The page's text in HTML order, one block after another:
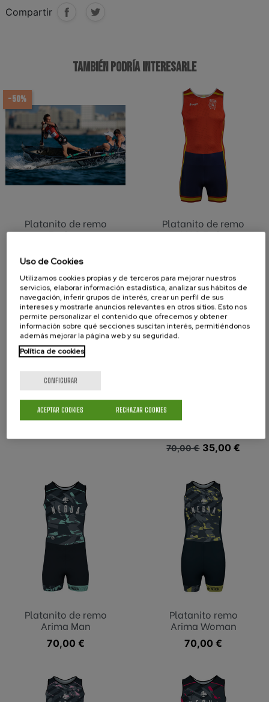
Compartir
TAMBIÉN PODRÍA INTERESARLE
Platanito de remo
Eusko...
-50%
Platanito de remo
MAS Fed...
Platanito de remo
Platanito de remo
Precio base
70,00 € Precio
35,00 €
-50%
Platanito de remo
Arima Man
Precio
70,00 €
Platanito remo
Arima Woman
Precio
70,00 €
Uso de Cookies
Utilizamos cookies propias y de terceros para mejorar nuestros
servicios, elaborar información estadística, analizar sus hábitos de
navegación, inferir grupos de interés, crear un perfil de sus
intereses y mostrarle anuncios relevantes en otros sitios. Esto nos
permite personalizar el contenido que ofrecemos y obtener
información sobre qué secciones suscitan interés, permitiéndonos
además mejorar la página web y su seguridad.
Política de cookies
CONFIGURAR
RECHAZAR COOKIES
ACEPTAR COOKIES